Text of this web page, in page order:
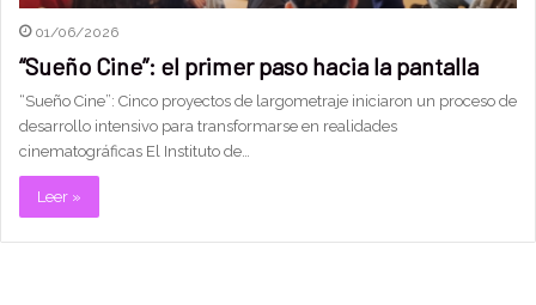
01/06/2026
“Sueño Cine”: el primer paso hacia la pantalla
“Sueño Cine”: Cinco proyectos de largometraje iniciaron un proceso de
desarrollo intensivo para transformarse en realidades
cinematográficas El Instituto de…
Leer »